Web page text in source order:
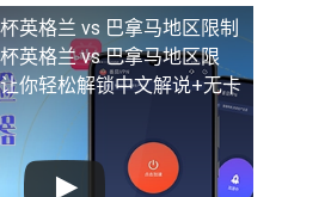
英格兰 vs 巴拿马地区限制
英格兰 vs 巴拿马地区限
你轻松解锁中文解说+无卡